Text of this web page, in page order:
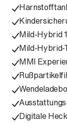
Mild-Hybrid
Mild-Hybrid-
MMI
Digitale